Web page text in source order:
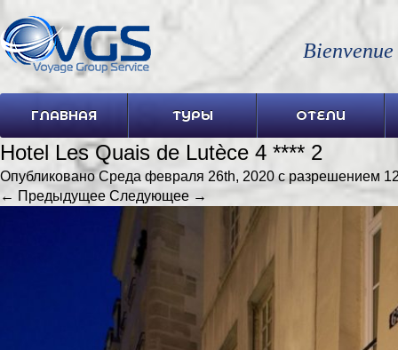
ГЛАВНАЯ ТУРЫ ОТЕЛИ
Hotel Les Quais de Lutèce 4 **** 2
ОпубликованоСреда февраля 26th, 2020с разрешением
← Предыдущее Следующее →